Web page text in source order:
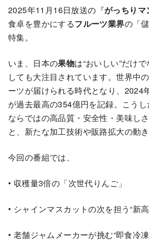
2025年11月16日放送の『がっちりマ
食卓を豊かにするフルーツ業界の「
特集。
いま、日本の果物は“おいしい”だけで
しても大注目されています。世界中
ーツが届けられる時代となり、2024
が過去最高の354億円を記録。こう
ならではの高品質・安全性・美味し
と、新たな加工技術や販路拡大の動き
今回の番組では、
• 収穫量3倍の「次世代りんご」
• シャインマスカットの次を担う“新
• 老舗ジャムメーカーが挑む“即食冷